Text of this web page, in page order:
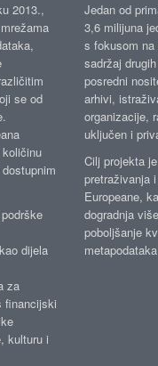
2013.,
se od
dijela
za
financijski
kulturu i
Jedan od
3,6 milijuna
s fokusom
sadržaj
posredni
arhivi,
organizacije,
uključen i
Cilj projekta
pretraživanja
Europeane,
dogradnja
poboljšanje